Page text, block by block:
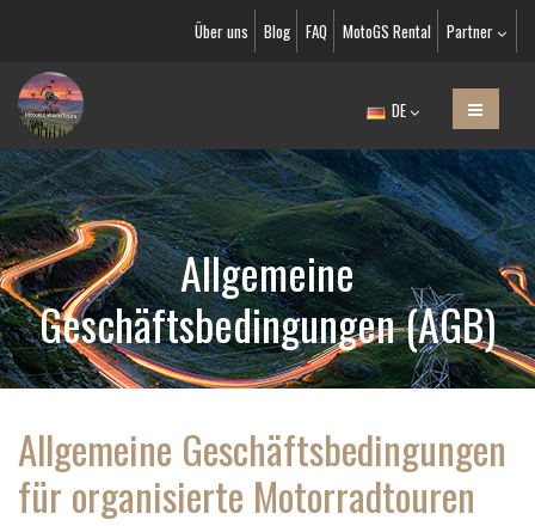
Über uns Blog FAQ MotoGS Rental Partner
DE
Allgemeine
Geschäftsbedingungen (AGB)
Allgemeine Geschäftsbedingungen
für organisierte Motorradtouren